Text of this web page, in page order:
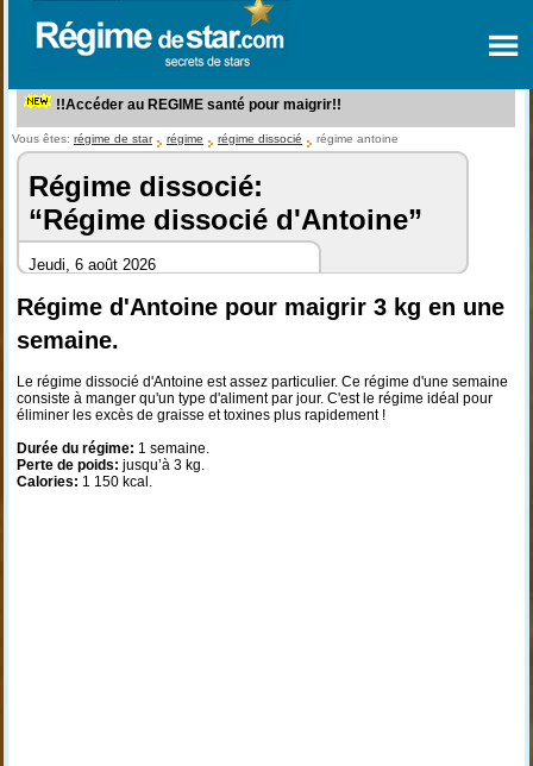
!!Accéder au REGIME santé pour maigrir!!
Vous êtes: régime de star régime régime dissocié régime antoine
Régime dissocié:
“Régime dissocié d'Antoine”
Jeudi, 6 août 2026
Régime d'Antoine pour maigrir 3 kg en une
semaine.
Le régime dissocié d'Antoine est assez particulier. Ce régime d'une semaine
consiste à manger qu'un type d'aliment par jour. C'est le régime idéal pour
éliminer les excès de graisse et toxines plus rapidement !
Durée du régime: 1 semaine.
Perte de poids: jusqu’à 3 kg.
Calories: 1 150 kcal.